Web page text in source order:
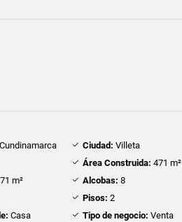
Cundinamarca Ciudad: Villeta
Área Construida: 471 m²
m² Alcobas: 8
Pisos: 2
Casa
Tipo de negocio: Venta